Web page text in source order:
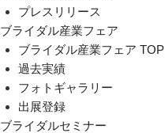
プレスリリース
ブライダル産業フェア
ブライダル産業フェア TOP
過去実績
フォトギャラリー
出展登録
ブライダルセミナー